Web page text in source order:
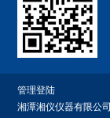
管理登陆
湘潭湘仪仪器有限公司